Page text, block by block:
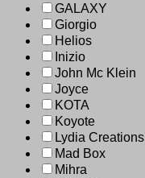
GALAXY
Giorgio
Helios
Inizio
John Mc Klein
Joyce
KOTA
Koyote
Lydia Creations
Mad Box
Mihra